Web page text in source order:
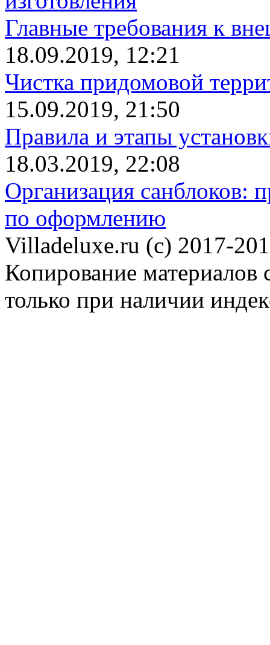
Главные требования к
18.09.2019, 12:21
Чистка придомовой
15.09.2019, 21:50
Правила и этапы
18.03.2019, 22:08
Организация санблоков:
по оформлению
Villadeluxe.ru (c) 2017-
Копирование материалов
только при наличии